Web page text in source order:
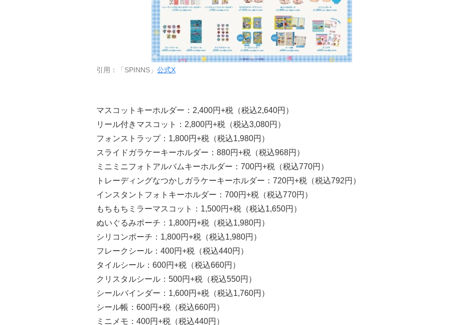
引用：「SPINNS」 公式X
マスコットキーホルダー：2,400円+税（税込2,640円）
リール付きマスコット：2,800円+税（税込3,080円）
フォンストラップ：1,800円+税（税込1,980円）
スライドガラケーキーホルダー：880円+税（税込968円）
ミニミニフォトアルバムキーホルダー：700円+税（税込770円）
トレーディングなつかしガラケーキーホルダー：720円+税（税込792円）
インスタントフォトキーホルダー：700円+税（税込770円）
もちもちミラーマスコット：1,500円+税（税込1,650円）
ぬいぐるみポーチ：1,800円+税（税込1,980円）
シリコンポーチ：1,800円+税（税込1,980円）
フレークシール：400円+税（税込440円）
タイルシール：600円+税（税込660円）
クリスタルシール：500円+税（税込550円）
シールバインダー：1,600円+税（税込1,760円）
シール帳：600円+税（税込660円）
ミニメモ：400円+税（税込440円）